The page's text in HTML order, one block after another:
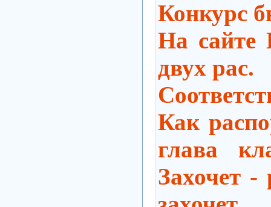
Конкурс
На сайте
двух рас.
Как
глава
Захочет -